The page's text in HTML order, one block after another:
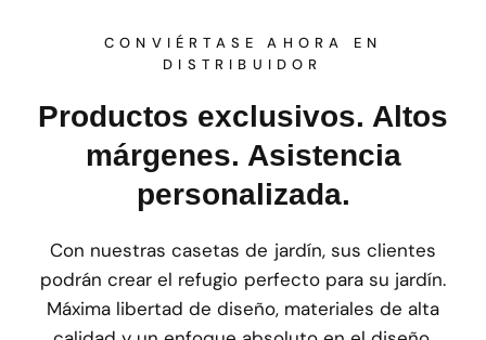
CONVIÉRTASE AHORA EN
DISTRIBUIDOR
Productos exclusivos. Altos
márgenes. Asistencia
personalizada.
Con nuestras casetas de jardín, sus clientes
podrán crear el refugio perfecto para su jardín.
Máxima libertad de diseño, materiales de alta